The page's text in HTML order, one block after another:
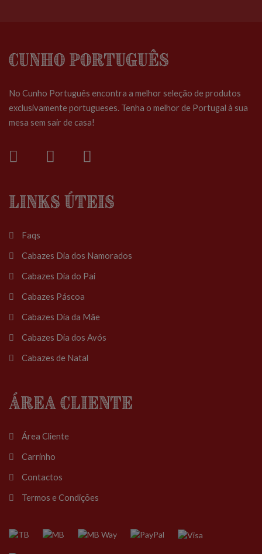
Cunho Português
No Cunho Português encontra a melhor seleção de produtos
exclusivamente portugueses. Tenha o melhor de Portugal à sua
mesa sem sair de casa!
Links Úteis
Faqs
Cabazes Dia dos Namorados
Cabazes Dia do Pai
Cabazes Páscoa
Cabazes Dia da Mãe
Cabazes Dia dos Avós
Cabazes de Natal
Área Cliente
Área Cliente
Carrinho
Contactos
Termos e Condições